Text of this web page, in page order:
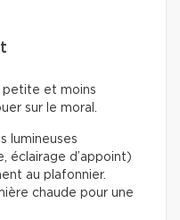
petite et moins
sur le moral.
lumineuses
éclairage d’appoint)
au plafonnier.
chaude pour une